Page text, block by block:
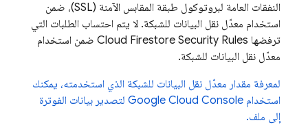
النفقات العامة لبروتوكول طبقة المقابس الآمنة (SSL)، ضمن
استخدام معدّل نقل البيانات للشبكة. لا يتم احتساب الطلبات التي
ترفضها
Cloud Firestore Security Rules
ضمن استخدام
معدّل نقل البيانات للشبكة.
لمعرفة مقدار معدّل نقل البيانات للشبكة الذي استخدمته، يمكنك
استخدام Google Cloud Console لتصدير بيانات الفوترة
إلى ملف.